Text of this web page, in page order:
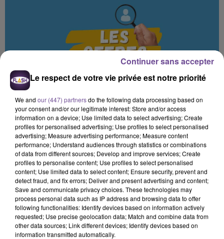
Une entreprise à Tulle recherche un
Chauffeur de Taxi (H/F).
Une entreprise à Tulle recherche un Chauffeur de Taxi (H/F).
Vous devrez principalement réaliser le transport sanitaire et
Le respect de votre vie privée est notre priorité
We and our (447) partnersdo the following data processing based on
your consent and/or our legitimate interest: Store and/or access
information on a device; Use limited data to select advertising; Create
profiles for personalised advertising; Use profiles to select personalised
advertising; Measure advertising performance; Measure content
performance; Understand audiences through statistics or combinations
of data from different sources; Develop and improve services; Create
profiles to personalise content; Use profiles to select personalised
content; Use limited data to select content; Ensure security, prevent and
detect fraud, and fix errors; Deliver and present advertising and content;
Save and communicate privacy choices. These technologies may
process personal data such as IP address and browsing data to offer
following functionalities: Identify devices based on information actively
requested; Use precise geolocation data; Match and combine data from
other data sources; Link different devices; Identify devices based on
information transmitted automatically.
Continuer sans accepter